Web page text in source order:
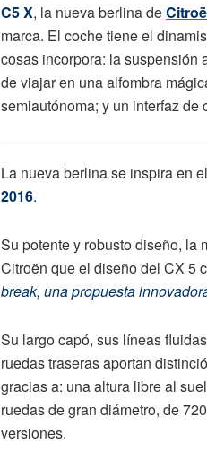
C5 X, la nueva berlina de
marca. El coche tiene el
cosas incorpora: la suspensión
de viajar en una alfombra
semiautónoma; y un interfaz
La nueva berlina se inspira en el
2016.
Su potente y robusto diseño, la
Citroën que el diseño del CX 5
break, una propuesta
Su largo capó, sus líneas
ruedas traseras aportan
gracias a: una altura libre al
ruedas de gran diámetro, de
versiones.